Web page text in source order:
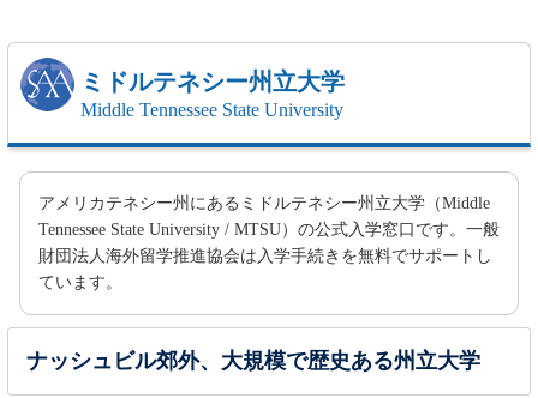
【College】カリフォルニア州
Drew University
【University】ニュージャージー州
Florida Atlantic University※
Foothill College
【College】カリフォルニア州
Full Sail University
【University】フロリダ州
〇 〇
Gannon University
【University】ペンシルベニア州
〇 〇
Hawaii Pacific University
Illinois Institute of Technology 〇 〇
Middle Tennessee State University 〇
海外大学進学フェア2026春の動画紹介
ミドルテネシー州立大学
Middle Tennessee State University
アメリカテネシー州にあるミドルテネシー州立大学（Middle
Tennessee State University / MTSU）の公式入学窓口です。一般
財団法人海外留学推進協会は入学手続きを無料でサポートし
ています。
ナッシュビル郊外、大規模で歴史ある州立大学